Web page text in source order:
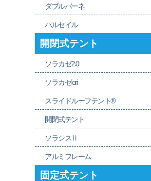
ダブルバーネ
パルセイル
開閉式テント
ソラカゼ2.0
ソラカゼiori
スライドルーフテント®
開閉式テント
ソラシスⅡ
アルミフレーム
固定式テント